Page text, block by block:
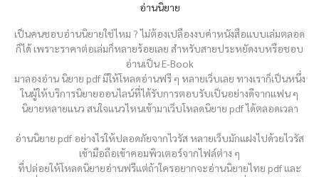
อ่านนิยาย
เป็นคนชอบอ่านนิยายใช่ไหม ? ไม่ต้องเปลืองงบค่าหนังสือแบบเล่มตลอด
ก็ได้ เพราะราคาต่อเล่มก็หลายร้อยเลย สำหรับสายประหยัดงบหรือชอบ
อ่านเป็น E-Book
มาลองอ่าน นิยาย pdf มีให้โหลดอ่านฟรี ๆ หลายเว็บเลย ทางเราก็เป็นหนึ่ง
ในผู้ให้บริการนิยายออนไลน์ที่ได้รับการตอบรับเป็นอย่างดีจากแฟน ๆ
นิยายหลายแนว สนใจแนวไหนเข้ามาเว็บโหลดนิยาย pdf ได้ตลอดเวลา
อ่านนิยาย pdf อย่างไรให้ปลอดภัยจากไวรัส หลายเว็บมักแฝงไปด้วยไวรัส
เข้ามือถือเข้าคอมพิวเตอร์จากไฟล์ต่าง ๆ
ที่ปล่อยให้โหลดนิยายอ่านฟรีแต่ถ้าใครอยากจะอ่านนิยายไทย pdf และ